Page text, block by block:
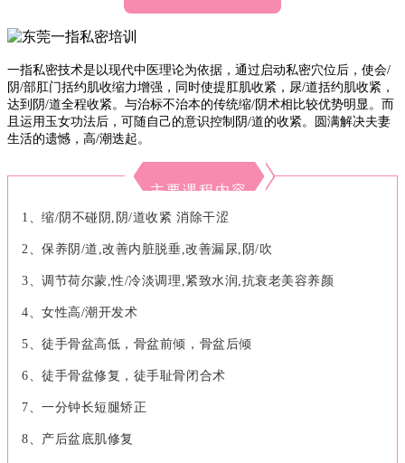
一指私密技术是以现代中医理论为依据，通过启动私密穴位后，使会/
阴/部肛门括约肌收缩力增强，同时使提肛肌收紧，尿/道括约肌收紧，
达到阴/道全程收紧。与治标不治本的传统缩/阴术相比较优势明显。而
且运用玉女功法后，可随自己的意识控制阴/道的收紧。圆满解决夫妻
生活的遗憾，高/潮迭起。
主要课程内容
1、缩/阴不碰阴,阴/道收紧 消除干涩
2、保养阴/道,改善内脏脱垂,改善漏尿,阴/吹
3、调节荷尔蒙,性/冷淡调理,紧致水润,抗衰老美容养颜
4、女性高/潮开发术
5、徒手骨盆高低，骨盆前倾，骨盆后倾
6、徒手骨盆修复，徒手耻骨闭合术
7、一分钟长短腿矫正
8、产后盆底肌修复